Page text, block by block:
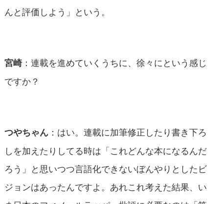
んと評価しよう」という。
宮崎：連載を進めていくうちに、徐々にという感じ
ですか？
つやちゃん：はい。連載に加筆修正したり書き下ろ
しを加えたりしてる時は「これどんな本になるんだ
ろう」と思いつつ言語化できないぼんやりとしたビ
ジョンはあったんですよ。あれこれ考えた結果、い